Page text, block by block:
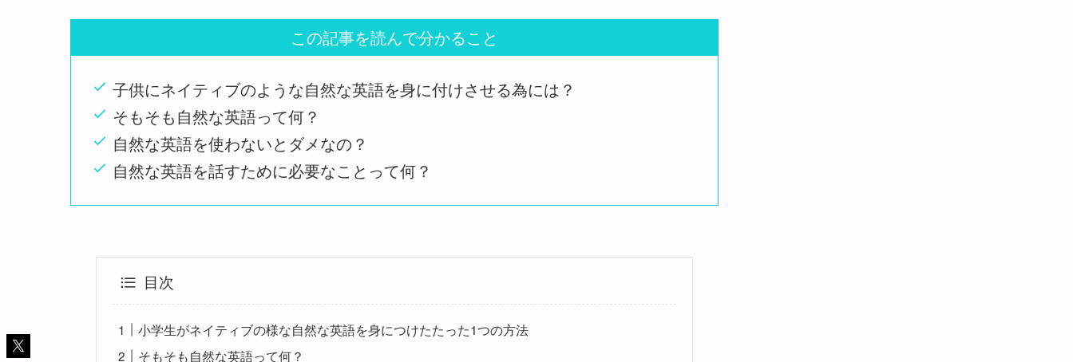
この記事を読んで分かること
子供にネイティブのような自然な英語を身に付けさせる為には？
そもそも自然な英語って何？
自然な英語を使わないとダメなの？
自然な英語を話すために必要なことって何？
目次
小学生がネイティブの様な自然な英語を身につけたたった1つの方法
そもそも自然な英語って何？